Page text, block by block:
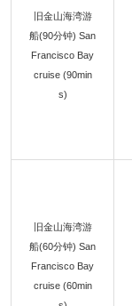
旧金山海湾游
船(90分钟) San
Francisco Bay
cruise (90min
s)
旧金山海湾游
船(60分钟) San
Francisco Bay
cruise (60min